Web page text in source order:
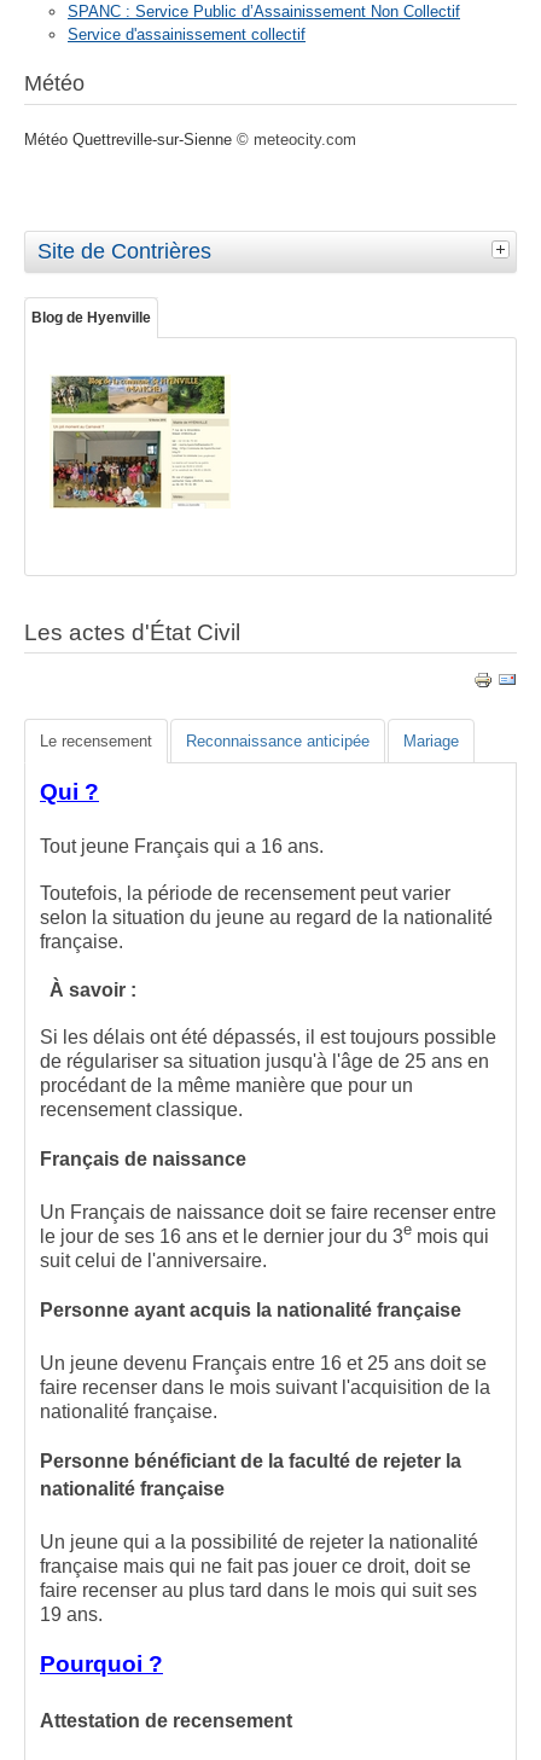
SPANC : Service Public d’Assainissement Non Collectif
Service d'assainissement collectif
Météo
Météo Quettreville-sur-Sienne © meteocity.com
Site de Contrières
Blog de Hyenville
Les actes d'État Civil
Le recensement Reconnaissance anticipée Mariage
Qui ?
Tout jeune Français qui a 16 ans.
Toutefois, la période de recensement peut varier
selon la situation du jeune au regard de la nationalité
française.
À savoir :
Si les délais ont été dépassés, il est toujours possible
de régulariser sa situation jusqu'à l'âge de 25 ans en
procédant de la même manière que pour un
recensement classique.
Français de naissance
Un Français de naissance doit se faire recenser entre
le jour de ses 16 ans et le dernier jour du 3e mois qui
suit celui de l'anniversaire.
Personne ayant acquis la nationalité française
Un jeune devenu Français entre 16 et 25 ans doit se
faire recenser dans le mois suivant l'acquisition de la
nationalité française.
Personne bénéficiant de la faculté de rejeter la
nationalité française
Un jeune qui a la possibilité de rejeter la nationalité
française mais qui ne fait pas jouer ce droit, doit se
faire recenser au plus tard dans le mois qui suit ses
19 ans.
Pourquoi ?
Attestation de recensement